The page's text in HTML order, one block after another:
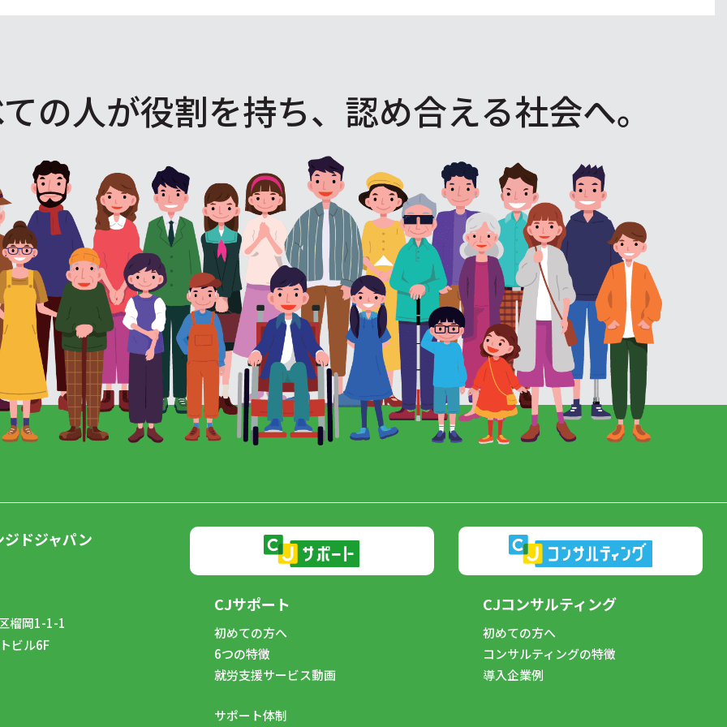
の人が役割を持ち、認め合える社会へ。
ドジャパン
榴岡1-1-1
ビル6F
CJサポート
初めての方へ
6つの特徴
就労支援サービス動画
サポート体制
CJコンサルティング
初めての方へ
コンサルティングの特徴
導入企業例